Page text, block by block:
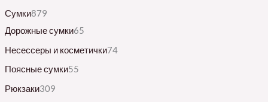
Сумки879
Дорожные сумки65
Несессеры и косметички74
Поясные сумки55
Рюкзаки309